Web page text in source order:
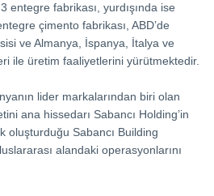
entegre fabrikası, yurdışında ise
çimento fabrikası, ABD’de
ve Almanya, İspanya, İtalya ve
ile üretim faaliyetlerini yürütmektedir.
lider markalarından biri olan
ana hissedarı Sabancı Holding’in
oluşturduğu Sabancı Building
alandaki operasyonlarını